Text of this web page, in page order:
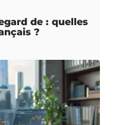
de : quelles
?